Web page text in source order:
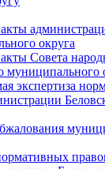
округа
Совета
муниципального
экспертиза